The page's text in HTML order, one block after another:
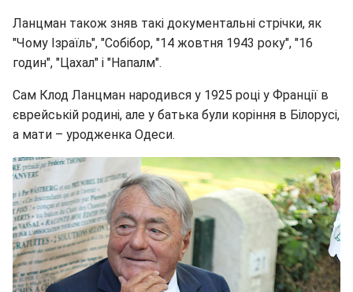
Ланцман також зняв такі документальні стрічки, як
"Чому Ізраїль", "Собібор, "14 жовтня 1943 року", "16
годин", "Цахал" і "Напалм".
Сам Клод Ланцман народився у 1925 році у Франції в
єврейській родині, але у батька були коріння в Білорусі,
а мати – уродженка Одеси.